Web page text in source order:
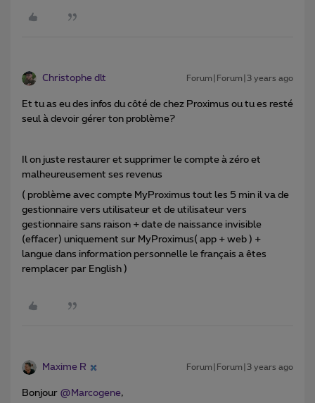
Christophe dlt Forum|Forum|3 years ago
Et tu as eu des infos du côté de chez Proximus ou tu es resté
seul à devoir gérer ton problème?
Il on juste restaurer et supprimer le compte à zéro et
malheureusement ses revenus
( problème avec compte MyProximus tout les 5 min il va de
gestionnaire vers utilisateur et de utilisateur vers
gestionnaire sans raison + date de naissance invisible
(effacer) uniquement sur MyProximus( app + web ) +
langue dans information personnelle le français a êtes
remplacer par English )
Maxime R Forum|Forum|3 years ago
Bonjour @Marcogene,